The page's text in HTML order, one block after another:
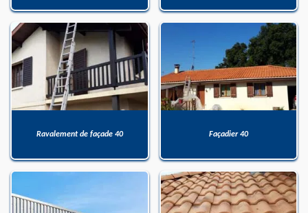
Ravalement de façade 40 Façadier 40